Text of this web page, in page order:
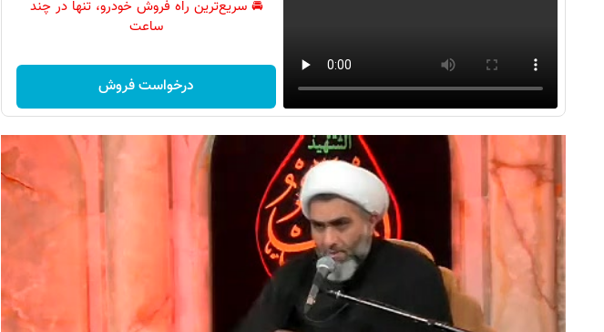
🚘 سریع‌ترین راه فروش خودرو، تنها در چند
ساعت
درخواست فروش